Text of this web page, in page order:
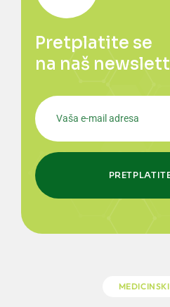
Pretplatite se
na naš